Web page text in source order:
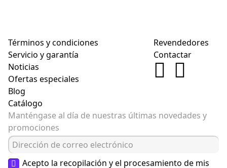
Términos y condiciones
Servicio y garantía
Noticias
Ofertas especiales
Blog
Catálogo
Revendedores
Contactar
Manténgase al día de nuestras últimas novedades y
promociones
Acepto la recopilación y el procesamiento de mis